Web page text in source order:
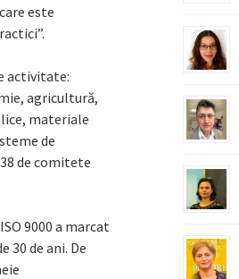
este
activitate:
agricultură,
materiale
de
de comitete
9000 a marcat
30 de ani. De